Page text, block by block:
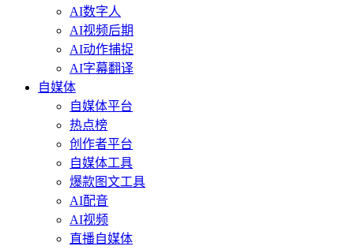
AI数字人
AI视频后期
AI动作捕捉
AI字幕翻译
自媒体
自媒体平台
热点榜
创作者平台
自媒体工具
爆款图文工具
AI配音
AI视频
直播自媒体